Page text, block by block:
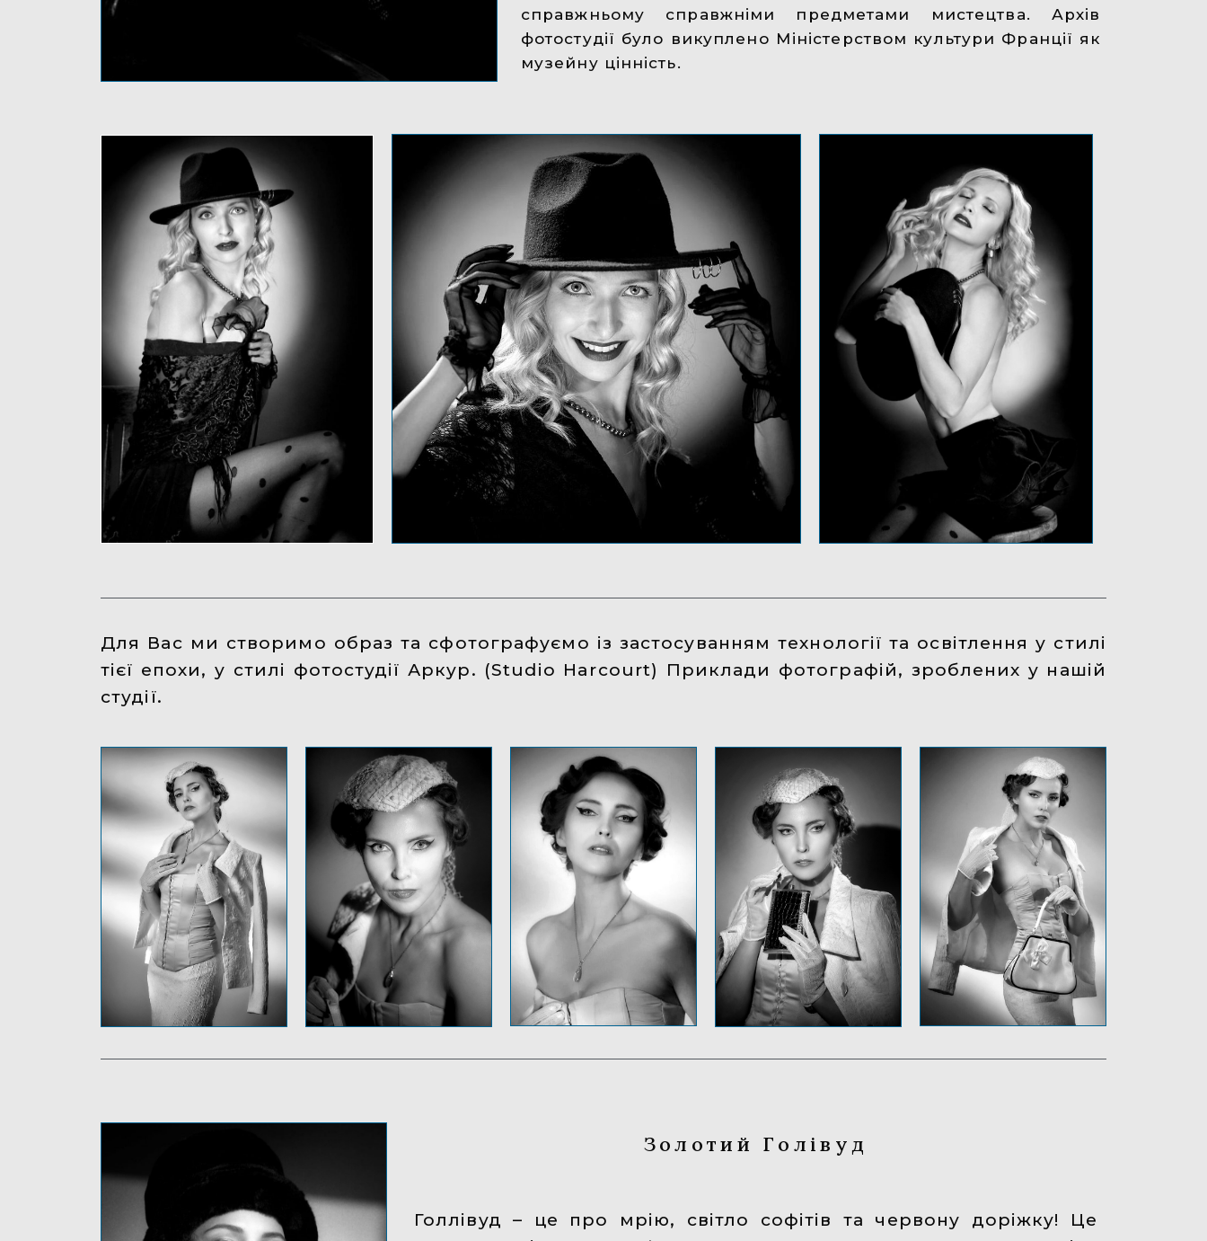
справжньому справжніми предметами мистецтва. Архів
фотостудії було викуплено Міністерством культури Франції як
музейну цінність.
Для Вас ми створимо образ та сфотографуємо із застосуванням технології та освітлення у стилі
тієї епохи, у стилі фотостудії Аркур. (Studio Harcourt) Приклади фотографій, зроблених у нашій
студії.
Золотий Голівуд
Голлівуд – це про мрію, світло софітів та червону доріжку! Це